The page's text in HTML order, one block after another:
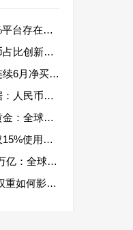
在资产不
新高但遭遇
净买入中国
占比首超
球资产偏好
用金融工
全球离岸
何影响汇